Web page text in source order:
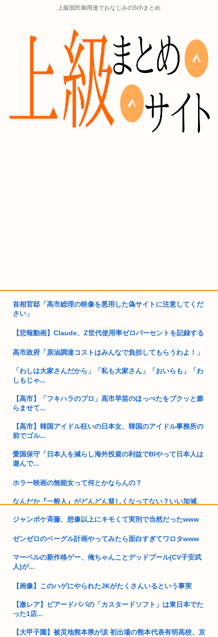
上級国民御用達でおなじみの5chまとめ
首相官邸「高市総理の映像を悪用した偽サイトに注意してくだ
さい」
【悲報動画】Claude、Z世代使用率ゼロパーセントを記録する
高市政府「原油調達コストはみんなで負担してもらうわよ！」
「わしは大家さんだから」「私も大家さん」「おいらも」「わ
しもじゃ...
【高市】「フキハラのプロ」高市早苗のほっぺたをプクッと膨
らませて...
【高市】韓国アイドル狂いの日本女、韓国のアイドル事務所の
前でゴル...
愛国保守「日本人を減らし海外投資の利益でBIやって日本人は
遊んで...
ホラー映画の無能女って何とかならんの？
なんだか『一般人』がどんどん貧しくなってない？いい加減、
てしま...
代女...
国家情報局のスパイ通報フォーム、マイクロソフト365だった
www
【人類滅亡】テスト中のAIの脱走が相次ぐ。今度は中国AI
ジャンポケ斉藤、想像以上にキモくて実刑で当然だったwww
ゼンゼロのベーグル計画やってみたら面白すぎてワロタwww
マーベルの新作格ゲー、俺ちゃんことデッドプール(CV子安武
人)が...
【画像】このハゲにやられたJKがたくさんいるという事実
【激レア】ビアードパパの「カスタードソフト」は東日本でた
った1店...
【大甲子園】被災地熊本県が涙 初出場の熊本代表有明高校、京